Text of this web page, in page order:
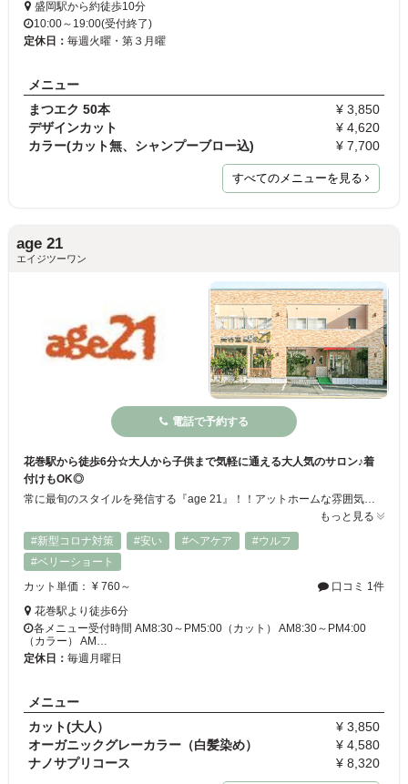
盛岡駅から約徒歩10分
10:00～19:00(受付終了)
定休日： 毎週火曜・第３月曜
メニュー
まつエク 50本
¥ 3,850
デザインカット
¥ 4,620
カラー(カット無、シャンプーブロー込)
¥ 7,700
すべてのメニューを見る
age 21
エイジツーワン
電話で予約する
花巻駅から徒歩6分☆大人から子供まで気軽に通える大人気のサロン♪着
付けもOK◎
常に最旬のスタイルを発信する『age 21』！！アットホームな雰囲気の明るい店内は幅広い年代のお客様にご好評いただいている大人気サロン♪一人ひとりの髪質・クセ・骨格を見極め、カット・パーマ・カラーリングしていきます！洗練された確かな技術でお客様の“理想のスタイル”に☆。+鏡の前で思わずニッコリしてしまうほど、いつもより特別な自分に変身・・・♪♪
もっと見る
#新型コロナ対策
#安い #ヘアケア
#ウルフ
#ベリーショート
カット単価： ¥ 760～
口コミ 1件
花巻駅より徒歩6分
各メニュー受付時間 AM8:30～PM5:00（カット） AM8:30～PM4:00
（カラー） AM…
定休日： 毎週月曜日
メニュー
カット(大人）
¥ 3,850
オーガニックグレーカラー（白髪染め）
¥ 4,580
ナノサプリコース
¥ 8,320